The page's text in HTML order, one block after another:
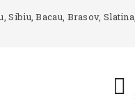
Sibiu, Bacau, Brasov, Slatina,